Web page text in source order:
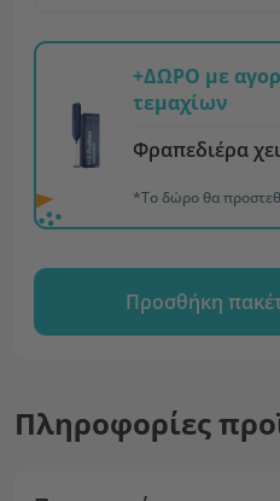
+ΔΩΡΟ με
τεμαχίων
Φραπεδιέρα
*Το δώρο θα
Προσθήκη
Πληροφορίες